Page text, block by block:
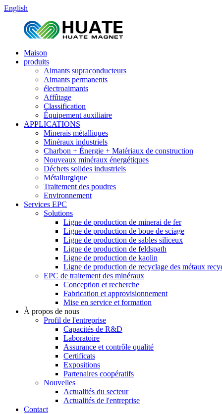
English
Maison
produits
Aimants supraconducteurs
Aimants permanents
électroaimants
Affûtage
Classification
Équipement auxiliaire
APPLICATIONS
Minerais métalliques
Minéraux industriels
Charbon + Énergie + Matériaux de construction
Nouveaux minéraux énergétiques
Déchets solides industriels
Métallurgique
Traitement des poudres
Environnement
Services EPC
Solutions
Ligne de production de minerai de fer
Ligne de production de boue de sciage
Ligne de production de sables siliceux
Ligne de production de feldspath
Ligne de production de kaolin
Ligne de production de recyclage des métaux
EPC de traitement des minéraux
Conception et recherche
Fabrication et approvisionnement
Mise en service et formation
À propos de nous
Profil de l'entreprise
Capacités de R&D
Laboratoire
Assurance et contrôle qualité
Certificats
Expositions
Partenaires coopératifs
Nouvelles
Actualités du secteur
Actualités de l'entreprise
Contact